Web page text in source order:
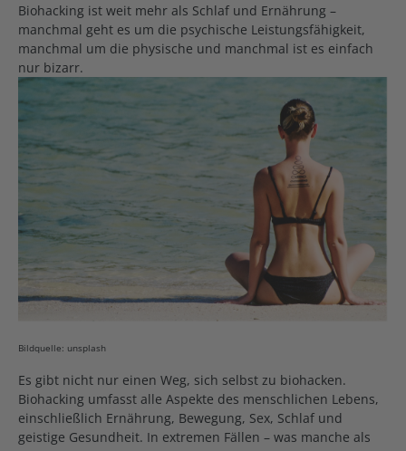
Biohacking ist weit mehr als Schlaf und Ernährung –
manchmal geht es um die psychische Leistungsfähigkeit,
manchmal um die physische und manchmal ist es einfach
nur bizarr.
Bildquelle: unsplash
Es gibt nicht nur einen Weg, sich selbst zu biohacken.
Biohacking umfasst alle Aspekte des menschlichen Lebens,
einschließlich Ernährung, Bewegung, Sex, Schlaf und
geistige Gesundheit. In extremen Fällen – was manche als